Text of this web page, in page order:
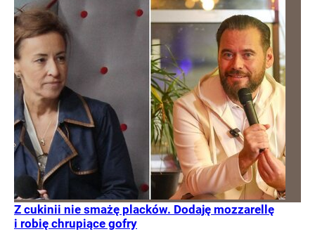
Z cukinii nie smażę placków. Dodaję mozzarellę
i robię chrupiące gofry